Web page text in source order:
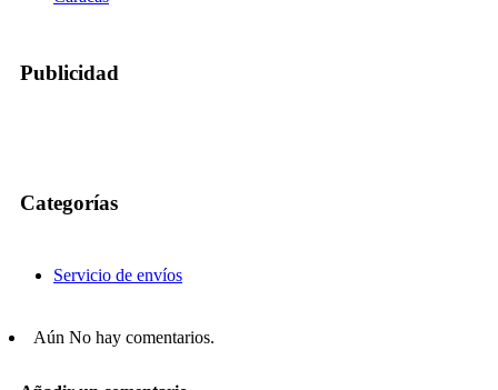
Publicidad
Categorías
Servicio de envíos
Aún No hay comentarios.